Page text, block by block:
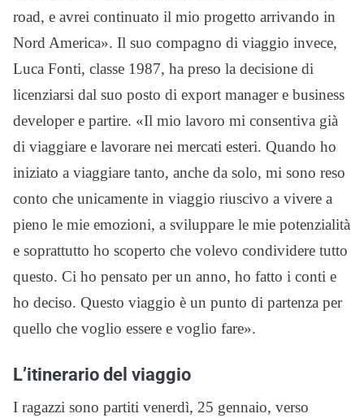
road, e avrei continuato il mio progetto arrivando in
Nord America». Il suo compagno di viaggio invece,
Luca Fonti, classe 1987, ha preso la decisione di
licenziarsi dal suo posto di export manager e business
developer e partire. «Il mio lavoro mi consentiva già
di viaggiare e lavorare nei mercati esteri. Quando ho
iniziato a viaggiare tanto, anche da solo, mi sono reso
conto che unicamente in viaggio riuscivo a vivere a
pieno le mie emozioni, a sviluppare le mie potenzialità
e soprattutto ho scoperto che volevo condividere tutto
questo. Ci ho pensato per un anno, ho fatto i conti e
ho deciso. Questo viaggio è un punto di partenza per
quello che voglio essere e voglio fare».
L’itinerario del viaggio
I ragazzi sono partiti venerdì, 25 gennaio, verso